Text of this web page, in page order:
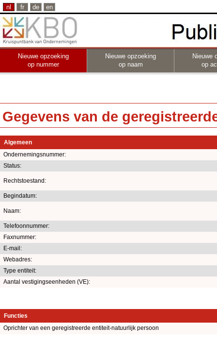
nl fr de en
Nieuwe opzoeking
op nummer
Nieuwe opzoeking
op naam
Nieuwe
op
Gegevens van de
Algemeen
Ondernemingsnummer:
Status:
Rechtstoestand:
Begindatum:
Naam:
Telefoonnummer:
Faxnummer:
E-mail:
Webadres:
Type entiteit:
Aantal vestigingseenheden (VE):
Functies
Oprichter van een geregistreerde entiteit-natuurlijk persoon